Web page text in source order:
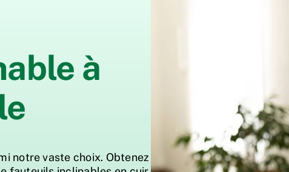
à
notre vaste choix. Obtenez